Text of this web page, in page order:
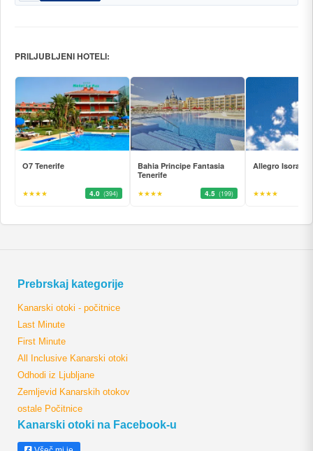
PRILJUBLJENI HOTELI:
O7 Tenerife
★★★★ 4.0 (394)
Bahia Principe Fantasia
Tenerife
★★★★ 4.5 (199)
Allegro Isora
★★★★
Prebrskaj kategorije
Kanarski otoki - počitnice
Last Minute
First Minute
All Inclusive Kanarski otoki
Odhodi iz Ljubljane
Zemljevid Kanarskih otokov
ostale Počitnice
Kanarski otoki na Facebook-u